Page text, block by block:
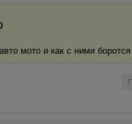
мото и как с ними боротся